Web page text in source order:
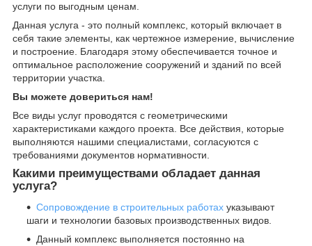
услуги по выгодным ценам.
Данная услуга - это полный комплекс, который включает в
себя такие элементы, как чертежное измерение, вычисление
и построение. Благодаря этому обеспечивается точное и
оптимальное расположение сооружений и зданий по всей
территории участка.
Вы можете довериться нам!
Все виды услуг проводятся с геометрическими
характеристиками каждого проекта. Все действия, которые
выполняются нашими специалистами, согласуются с
требованиями документов нормативности.
Какими преимуществами обладает данная
услуга?
Сопровождение в строительных работах указывают
шаги и технологии базовых производственных видов.
Данный комплекс выполняется постоянно на